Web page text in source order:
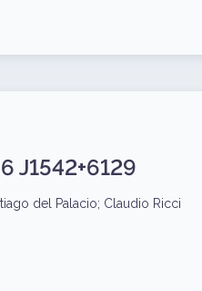
del Palacio; Claudio Ricci